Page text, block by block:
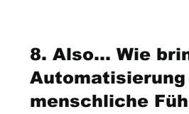
8. Also... Wie
Automatisierung
menschliche